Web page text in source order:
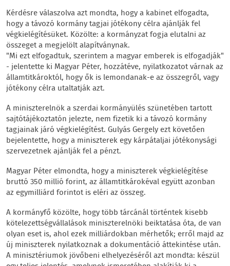
Kérdésre válaszolva azt mondta, hogy a kabinet elfogadta,
hogy a távozó kormány tagjai jótékony célra ajánlják fel
végkielégítésüket. Közölte: a kormányzat fogja elutalni az
összeget a megjelölt alapítványnak.
"Mi ezt elfogadtuk, szerintem a magyar emberek is elfogadják"
- jelentette ki Magyar Péter, hozzátéve, nyilatkozatot várnak az
államtitkároktól, hogy ők is lemondanak-e az összegről, vagy
jótékony célra utaltatják azt.
A miniszterelnök a szerdai kormányülés szünetében tartott
sajtótájékoztatón jelezte, nem fizetik ki a távozó kormány
tagjainak járó végkielégítést. Gulyás Gergely ezt követően
bejelentette, hogy a miniszterek egy kárpátaljai jótékonysági
szervezetnek ajánlják fel a pénzt.
Magyar Péter elmondta, hogy a miniszterek végkielégítése
bruttó 350 millió forint, az államtitkárokéval együtt azonban
az egymilliárd forintot is eléri az összeg.
A kormányfő közölte, hogy több tárcánál történtek kisebb
kötelezettségvállalások miniszterelnöki beiktatása óta, de van
olyan eset is, ahol ezek milliárdokban mérhetők; erről majd az
új miniszterek nyilatkoznak a dokumentáció áttekintése után.
A minisztériumok jövőbeni elhelyezéséről azt mondta: készül